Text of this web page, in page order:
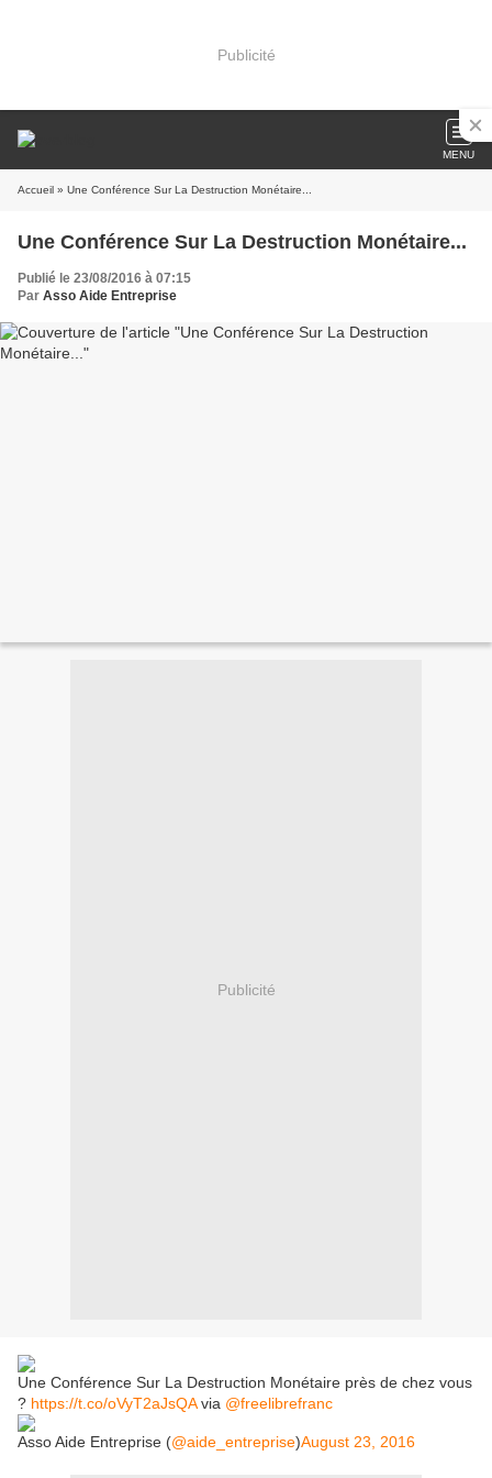
Publicité
MENU
Accueil » Une Conférence Sur La Destruction Monétaire...
Une Conférence Sur La Destruction Monétaire...
Publié le 23/08/2016 à 07:15
Par Asso Aide Entreprise
Publicité
Une Conférence Sur La Destruction Monétaire près de chez vous
? https://t.co/oVyT2aJsQAvia @freelibrefranc
Asso Aide Entreprise (@aide_entreprise)August 23, 2016